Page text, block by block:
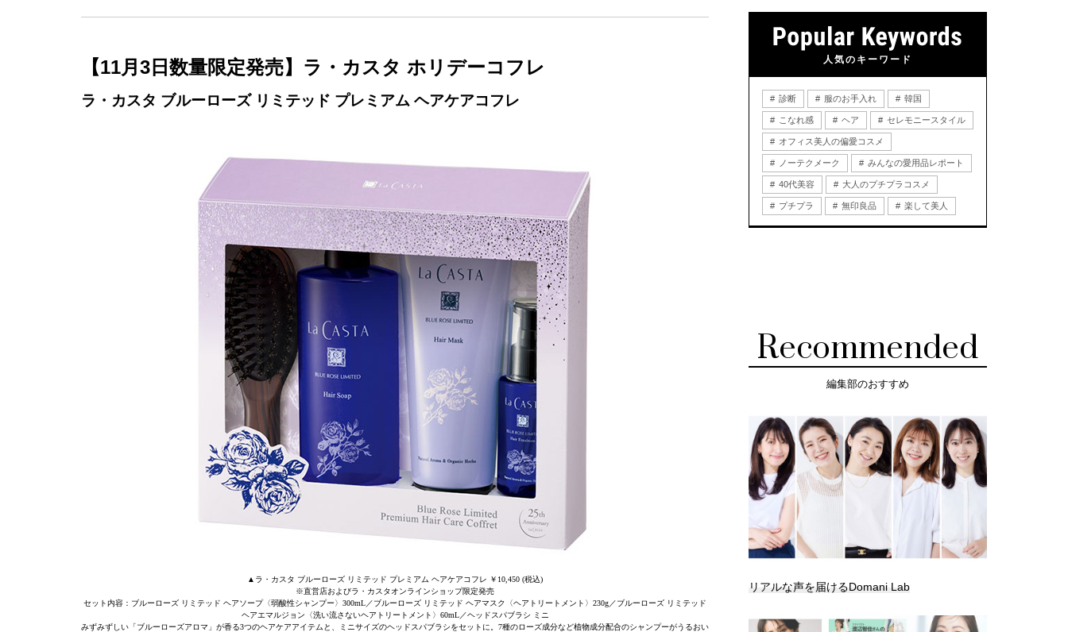
【11月3日数量限定発売】ラ・カスタ ホリデーコフレ
ラ・カスタ ブルーローズ リミテッド プレミアム ヘアケアコフレ
▲ラ・カスタ ブルーローズ リミテッド プレミアム ヘアケアコフレ ￥10,450 (税込)
※直営店およびラ・カスタオンラインショップ限定発売
セット内容：ブルーローズ リミテッド ヘアソープ〈弱酸性シャンプー〉300mL／ブルーローズ リミテッド ヘアマスク〈ヘアトリートメント〉230g／ブルーローズ リミテッド
ヘアエマルジョン〈洗い流さないヘアトリートメント〉60mL／ヘッドスパブラシ ミニ
みずみずしい「ブルーローズアロマ」が香る3つのヘアケアアイテムと、ミニサイズのヘッドスパブラシをセットに。7種のローズ成分など植物成分配合のシャンプーがうるおい
人気のキーワード
診断 服のお手入れ 韓国
こなれ感 ヘア セレモニースタイル
オフィス美人の偏愛コスメ
ノーテクメーク みんなの愛用品レポート
40代美容 大人のプチプラコスメ
プチプラ 無印良品 楽して美人
Recommended
編集部のおすすめ
リアルな声を届けるDomani Lab